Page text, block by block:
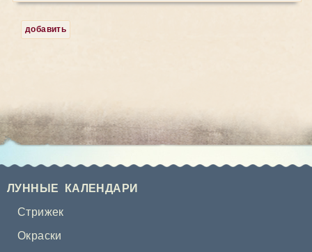
добавить
ЛУННЫЕ КАЛЕНДАРИ
Стрижек
Окраски